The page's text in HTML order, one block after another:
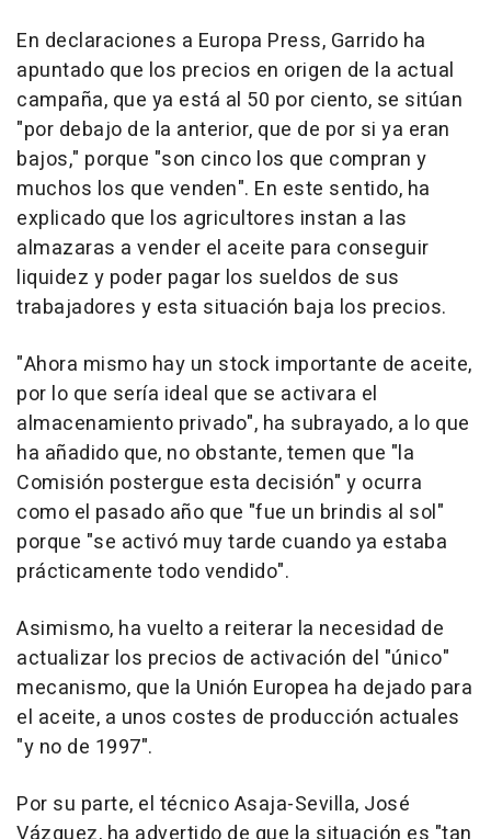
En declaraciones a Europa Press, Garrido ha
apuntado que los precios en origen de la actual
campaña, que ya está al 50 por ciento, se sitúan
"por debajo de la anterior, que de por si ya eran
bajos," porque "son cinco los que compran y
muchos los que venden". En este sentido, ha
explicado que los agricultores instan a las
almazaras a vender el aceite para conseguir
liquidez y poder pagar los sueldos de sus
trabajadores y esta situación baja los precios.
"Ahora mismo hay un stock importante de aceite,
por lo que sería ideal que se activara el
almacenamiento privado", ha subrayado, a lo que
ha añadido que, no obstante, temen que "la
Comisión postergue esta decisión" y ocurra
como el pasado año que "fue un brindis al sol"
porque "se activó muy tarde cuando ya estaba
prácticamente todo vendido".
Asimismo, ha vuelto a reiterar la necesidad de
actualizar los precios de activación del "único"
mecanismo, que la Unión Europea ha dejado para
el aceite, a unos costes de producción actuales
"y no de 1997".
Por su parte, el técnico Asaja-Sevilla, José